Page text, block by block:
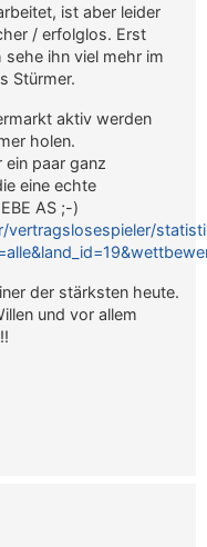
ist aber leider
/ erfolglos. Erst
ihn viel mehr im
Stürmer.
aktiv werden
holen.
paar ganz
eine echte
AS ;-)
der stärksten heute.
und vor allem